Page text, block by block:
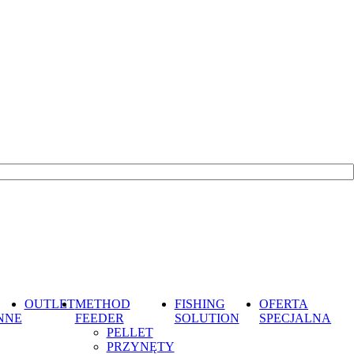
OUTLETMETHOD
FEEDER
PELLET
PRZYNĘTY
FISHING
SOLUTION
OFERTA
SPECJALNA